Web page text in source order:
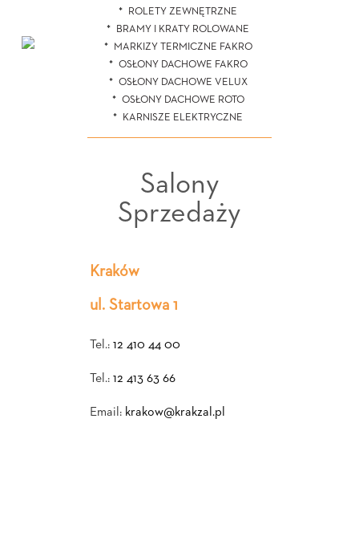
ROLETY ZEWNĘTRZNE
BRAMY I KRATY ROLOWANE
MARKIZY TERMICZNE FAKRO
OSŁONY DACHOWE FAKRO
OSŁONY DACHOWE VELUX
OSŁONY DACHOWE ROTO
KARNISZE ELEKTRYCZNE
Salony
Sprzedaży
Kraków
ul. Startowa 1
Tel.: 12 410 44 00
Tel.: 12 413 63 66
Email: krakow@krakzal.pl